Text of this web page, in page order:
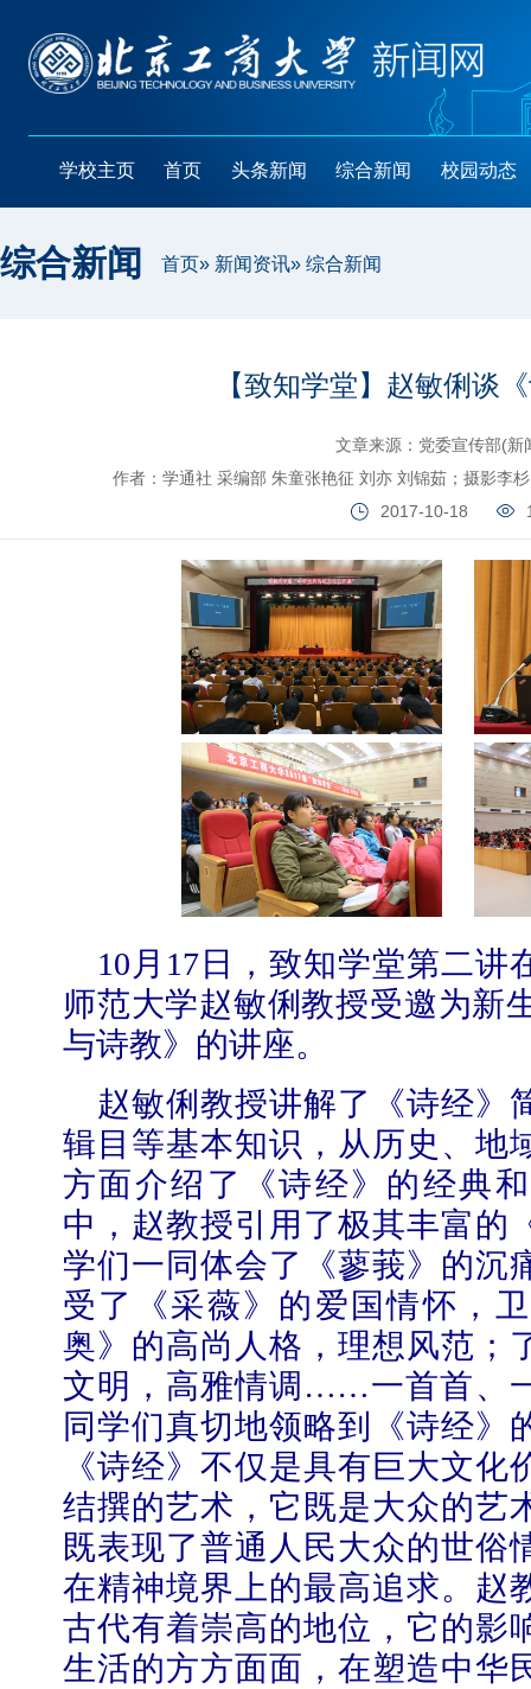
学校主页 首页 头条新闻 综合新闻 校园动态
综合新闻 首页» 新闻资讯» 综合新闻
【致知学堂】赵敏俐谈
文章来源：党委宣传部(新
作者：学通社 采编部 朱童张艳征 刘亦 刘锦茹；摄影李
2017-10-18
10 月 17 日，致知学堂第二讲
师范大学赵敏俐教授受邀为新
与诗教》的讲座。
赵敏俐教授讲解了《诗经》
辑目等基本知识，从历史、地
方面介绍了《诗经》的经典
中，赵教授引用了极其丰富的
学们一同体会了《蓼莪》的沉
受了《采薇》的爱国情怀，
奥》的高尚人格，理想风范；
文明，高雅情调……一首首、
同学们真切地领略到《诗经》
《诗经》不仅是具有巨大文
结撰的艺术，它既是大众的艺
既表现了普通人民大众的世俗
在精神境界上的最高追求。赵
古代有着崇高的地位，它的影
生活的方方面面，在塑造中华
学校志愿服务冬奥会和冬残奥会专题
北工商光影——2025年冬天